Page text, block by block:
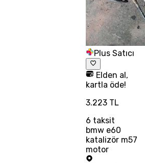
Plus Satıcı
Elden al,
kartla öde!
3.223 TL
6 taksit
bmw e60
katalizör m57
motor